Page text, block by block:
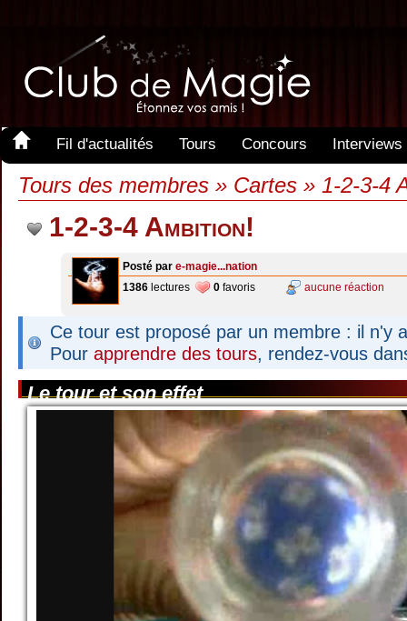
Fil d'actualités Tours Concours Interviews
Tours des membres » Cartes » 1-2-3-4
1-2-3-4 Ambition!
Posté par e-magie...nation
1386 lectures 0 favoris aucune réaction
Ce tour est proposé par un membre : il n'y
Pour apprendre des tours, rendez-vous
Le tour et son effet